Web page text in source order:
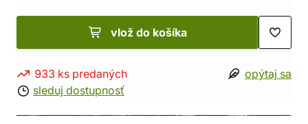
vlož do košíka
933 ks predaných
sleduj dostupnosť
opýtaj sa